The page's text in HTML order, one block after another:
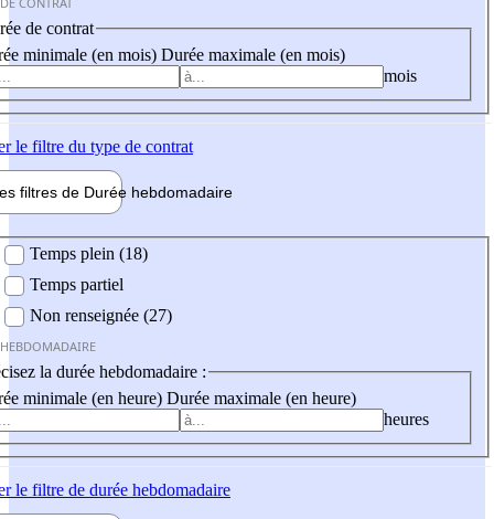
de contrat
minimale (en mois) Durée maximale (en mois)
mois
le filtre du type de contrat
filtres de Durée hebdomadaire
Temps plein (18)
Temps partiel
Non renseignée (27)
la durée hebdomadaire :
minimale (en heure) Durée maximale (en heure)
heures
le filtre de durée hebdomadaire